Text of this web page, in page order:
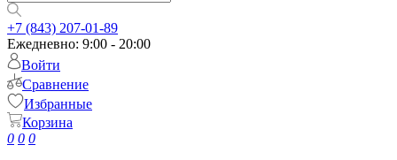
+7 (843) 207-01-89
Ежедневно: 9:00 - 20:00
Войти
Сравнение
Избранные
Корзина
0 0 0